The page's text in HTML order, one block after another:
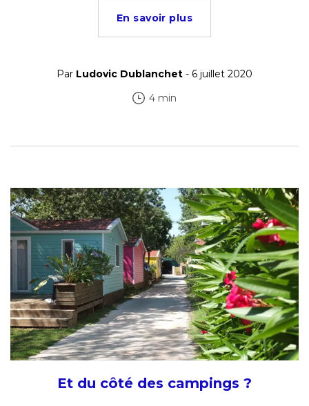
En savoir plus
Par Ludovic Dublanchet - 6 juillet 2020
4 min
Et du côté des campings ?